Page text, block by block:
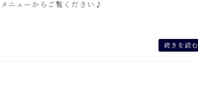
ニューからご覧ください♪
続きを読む